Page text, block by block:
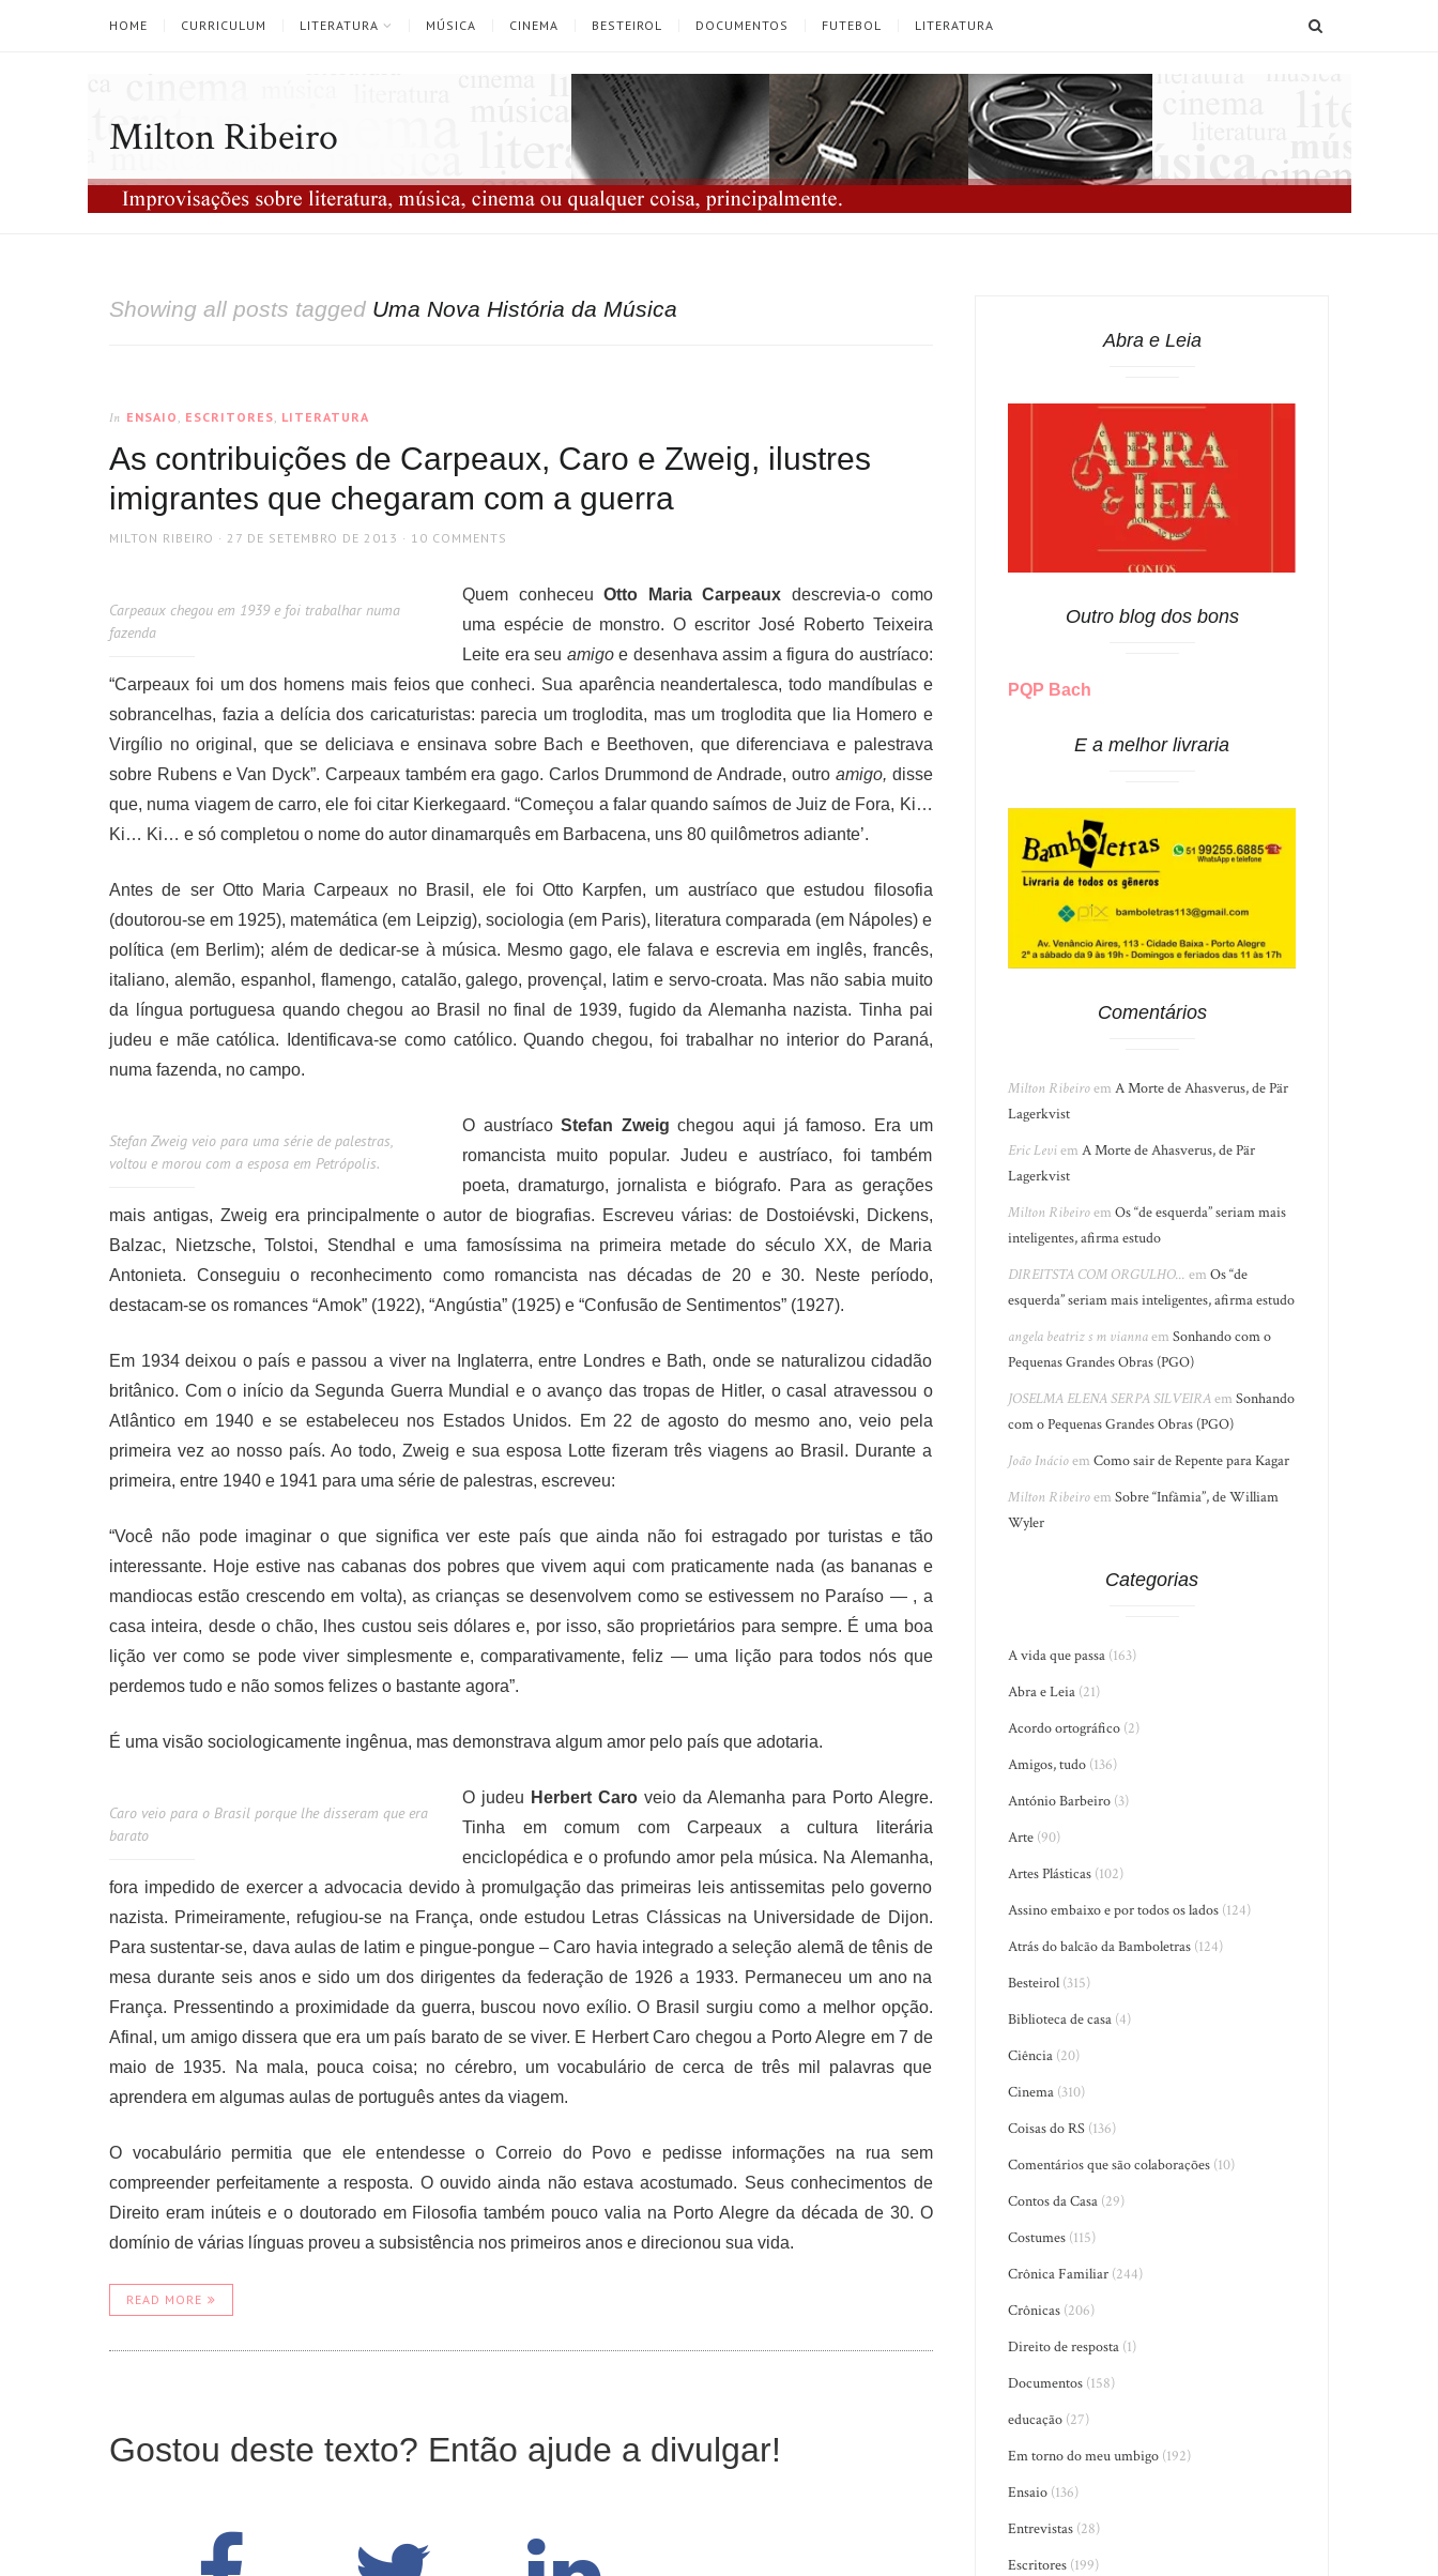
HOME CURRICULUM LITERATURA MÚSICA CINEMA BESTEIROL DOCUMENTOS FUTEBOL LITERATURA
Milton Ribeiro
Showing all posts tagged Uma Nova História da Música
In ENSAIO ESCRITORES LITERATURA
As contribuições de Carpeaux, Caro e Zweig, ilustres
imigrantes que chegaram com a guerra
AUTHOR
MILTON RIBEIRO
POSTED
27 DE SETEMBRO DE 2013 10 COMMENTS
Carpeaux chegou em 1939 e foi trabalhar numa
fazenda
Quem conheceuOtto Maria Carpeaux descrevia-o como
uma espécie de monstro. O escritor José Roberto Teixeira
Leite era seu amigoe desenhava assim a figura do austríaco:
“Carpeaux foi um dos homens mais feios que conheci. Sua aparência neandertalesca, todo mandíbulas e
sobrancelhas, fazia a delícia dos caricaturistas: parecia um troglodita, mas um troglodita que lia Homero e
Virgílio no original, que se deliciava e ensinava sobre Bach e Beethoven, que diferenciava e palestrava
sobre Rubens e Van Dyck”. Carpeaux também era gago. Carlos Drummond de Andrade, outro amigo, disse
que, numa viagem de carro, ele foi citar Kierkegaard. “Começou a falar quando saímos de Juiz de Fora, Ki…
Ki… Ki… e só completou o nome do autor dinamarquês em Barbacena, uns 80 quilômetros adiante’.
Antes de ser Otto Maria Carpeaux no Brasil, ele foi Otto Karpfen, um austríaco que estudou filosofia
(doutorou-se em 1925), matemática (em Leipzig), sociologia (em Paris), literatura comparada (em Nápoles) e
política (em Berlim); além de dedicar-se à música. Mesmo gago, ele falava e escrevia em inglês, francês,
italiano, alemão, espanhol, flamengo, catalão, galego, provençal, latim e servo-croata. Mas não sabia muito
da língua portuguesa quando chegou ao Brasil no final de 1939, fugido da Alemanha nazista. Tinha pai
judeu e mãe católica. Identificava-se como católico. Quando chegou, foi trabalhar no interior do Paraná,
numa fazenda, no campo.
Stefan Zweig veio para uma série de palestras,
voltou e morou com a esposa em Petrópolis.
O austríacoStefan Zweig chegou aqui já famoso. Era um
romancista muito popular. Judeu e austríaco, foi também
poeta, dramaturgo, jornalista e biógrafo. Para as gerações
mais antigas, Zweig era principalmente o autor de biografias. Escreveu várias: de Dostoiévski, Dickens,
Balzac, Nietzsche, Tolstoi, Stendhal e uma famosíssima na primeira metade do século XX, de Maria
Antonieta. Conseguiu o reconhecimento como romancista nas décadas de 20 e 30. Neste período,
destacam-se os romances “Amok” (1922), “Angústia” (1925) e “Confusão de Sentimentos” (1927).
Em 1934 deixou o país e passou a viver na Inglaterra, entre Londres e Bath, onde se naturalizou cidadão
britânico. Com o início da Segunda Guerra Mundial e o avanço das tropas de Hitler, o casal atravessou o
Atlântico em 1940 e se estabeleceu nos Estados Unidos. Em 22 de agosto do mesmo ano, veio pela
primeira vez ao nosso país. Ao todo, Zweig e sua esposa Lotte fizeram três viagens ao Brasil. Durante a
primeira, entre 1940 e 1941 para uma série de palestras, escreveu:
“Você não pode imaginar o que significa ver este país que ainda não foi estragado por turistas e tão
interessante. Hoje estive nas cabanas dos pobres que vivem aqui com praticamente nada (as bananas e
mandiocas estão crescendo em volta), as crianças se desenvolvem como se estivessem no Paraíso — , a
casa inteira, desde o chão, lhes custou seis dólares e, por isso, são proprietários para sempre. É uma boa
lição ver como se pode viver simplesmente e, comparativamente, feliz — uma lição para todos nós que
perdemos tudo e não somos felizes o bastante agora”.
É uma visão sociologicamente ingênua, mas demonstrava algum amor pelo país que adotaria.
Caro veio para o Brasil porque lhe disseram que era
barato
O judeu Herbert Caroveio da Alemanha para Porto Alegre.
Tinha em comum com Carpeaux a cultura literária
enciclopédica e o profundo amor pela música. Na Alemanha,
fora impedido de exercer a advocacia devido à promulgação das primeiras leis antissemitas pelo governo
nazista. Primeiramente, refugiou-se na França, onde estudou Letras Clássicas na Universidade de Dijon.
Para sustentar-se, dava aulas de latim e pingue-pongue – Caro havia integrado a seleção alemã de tênis de
mesa durante seis anos e sido um dos dirigentes da federação de 1926 a 1933. Permaneceu um ano na
França. Pressentindo a proximidade da guerra, buscou novo exílio. O Brasil surgiu como a melhor opção.
Afinal, um amigo dissera que era um país barato de se viver. E Herbert Caro chegou a Porto Alegre em 7 de
maio de 1935. Na mala, pouca coisa; no cérebro, um vocabulário de cerca de três mil palavras que
aprendera em algumas aulas de português antes da viagem.
O vocabulário permitia que ele entendesse o Correio do Povo e pedisse informações na rua sem
compreender perfeitamente a resposta. O ouvido ainda não estava acostumado. Seus conhecimentos de
Direito eram inúteis e o doutorado em Filosofia também pouco valia na Porto Alegre da década de 30. O
domínio de várias línguas proveu a subsistência nos primeiros anos e direcionou sua vida.
READ MORE
Gostou deste texto? Então ajude a divulgar!
Abra e Leia
Outro blog dos bons
PQP Bach
E a melhor livraria
Comentários
Milton RibeiroemA Morte de Ahasverus, de Pär
Lagerkvist
Eric LeviemA Morte de Ahasverus, de Pär
Lagerkvist
Milton RibeiroemOs “de esquerda” seriam mais
inteligentes, afirma estudo
DIREITSTA COM ORGULHO... emOs “de
esquerda” seriam mais inteligentes, afirma estudo
angela beatriz s m viannaemSonhando com o
Pequenas Grandes Obras (PGO)
JOSELMA ELENA SERPA SILVEIRAemSonhando
com o Pequenas Grandes Obras (PGO)
João InácioemComo sair de Repente para Kagar
Milton RibeiroemSobre “Infâmia”, de William
Wyler
Categorias
A vida que passa (163)
Abra e Leia (21)
Acordo ortográfico (2)
Amigos, tudo (136)
António Barbeiro (3)
Arte (90)
Artes Plásticas (102)
Assino embaixo e por todos os lados (124)
Atrás do balcão da Bamboletras (124)
Besteirol (315)
Biblioteca de casa (4)
Ciência (20)
Cinema (310)
Coisas do RS (136)
Comentários que são colaborações (10)
Contos da Casa (29)
Costumes (115)
Crônica Familiar (244)
Crônicas (206)
Direito de resposta (1)
Documentos (158)
educação (27)
Em torno do meu umbigo (192)
Ensaio (136)
Entrevistas (28)
Escritores (199)